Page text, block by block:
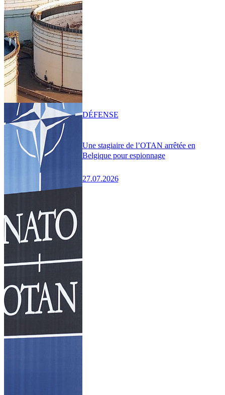
Une stagiaire de l’OTAN arrêtée en
Belgique pour espionnage
27.07.2026
DÉFENSE